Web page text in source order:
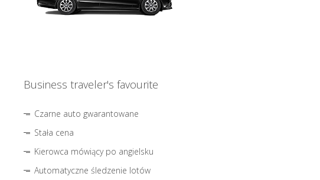
Business traveler's favourite
Czarne auto gwarantowane
Stała cena
Kierowca mówiący po angielsku
Automatyczne śledzenie lotów